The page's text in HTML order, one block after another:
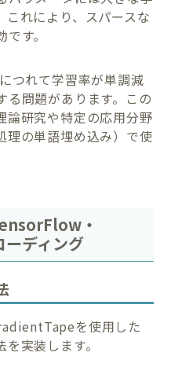
れにより、スパースな
す。
つれて学習率が単調減
る問題があります。この
論研究や特定の応用分野
理の単語埋め込み）で使
・
ディング
を使用した
実装します。